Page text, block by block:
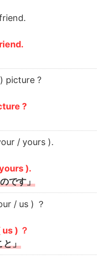
picture ?
?
/ yours ).
).
です」
/ us ) ？
) ？
と」